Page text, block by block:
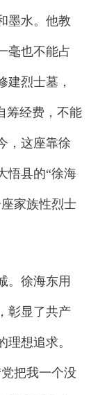
墨水。他教
毫也不能占
建烈士墓，
筹经费，不能
，这座靠徐
悟县的“徐海
家族性烈士
徐海东用
彰显了共产
想追求。
把我一个没